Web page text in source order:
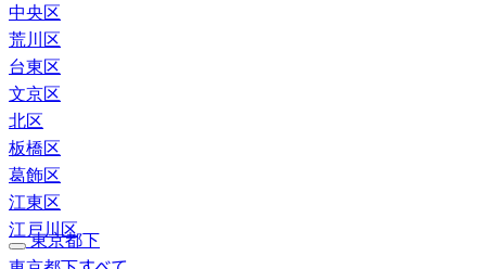
中央区
荒川区
台東区
文京区
北区
板橋区
葛飾区
江東区
江戸川区
東京都下